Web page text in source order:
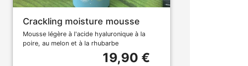
Crackling moisture mousse
Mousse légère à l'acide hyaluronique à la
poire, au melon et à la rhubarbe
19,90 €